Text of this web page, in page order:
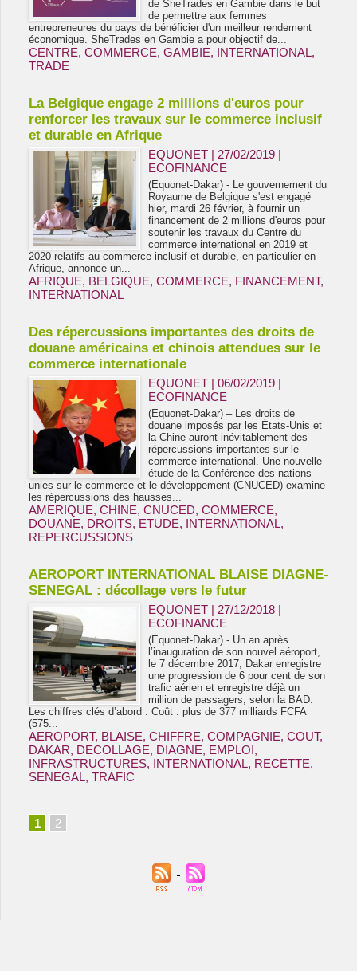
de SheTrades en Gambie dans le but
de permettre aux femmes
entrepreneures du pays de bénéficier d'un meilleur rendement
économique. SheTrades en Gambie a pour objectif de...
CENTRE, COMMERCE, GAMBIE, INTERNATIONAL,
TRADE
La Belgique engage 2 millions d'euros pour
renforcer les travaux sur le commerce inclusif
et durable en Afrique
EQUONET | 27/02/2019 |
ECOFINANCE
(Equonet-Dakar) - Le gouvernement du
Royaume de Belgique s'est engagé
hier, mardi 26 février, à fournir un
financement de 2 millions d'euros pour
soutenir les travaux du Centre du
commerce international en 2019 et
2020 relatifs au commerce inclusif et durable, en particulier en
Afrique, annonce un...
AFRIQUE, BELGIQUE, COMMERCE, FINANCEMENT,
INTERNATIONAL
Des répercussions importantes des droits de
douane américains et chinois attendues sur le
commerce internationale
EQUONET | 06/02/2019 |
ECOFINANCE
(Equonet-Dakar) – Les droits de
douane imposés par les États-Unis et
la Chine auront inévitablement des
répercussions importantes sur le
commerce international. Une nouvelle
étude de la Conférence des nations
unies sur le commerce et le développement (CNUCED) examine
les répercussions des hausses...
AMERIQUE, CHINE, CNUCED, COMMERCE,
DOUANE, DROITS, ETUDE, INTERNATIONAL,
REPERCUSSIONS
AEROPORT INTERNATIONAL BLAISE DIAGNE-
SENEGAL : décollage vers le futur
EQUONET | 27/12/2018 |
ECOFINANCE
(Equonet-Dakar) - Un an après
l’inauguration de son nouvel aéroport,
le 7 décembre 2017, Dakar enregistre
une progression de 6 pour cent de son
trafic aérien et enregistre déjà un
million de passagers, selon la BAD.
Les chiffres clés d’abord : Coût : plus de 377 milliards FCFA
(575...
AEROPORT, BLAISE, CHIFFRE, COMPAGNIE, COUT,
DAKAR, DECOLLAGE, DIAGNE, EMPLOI,
INFRASTRUCTURES, INTERNATIONAL, RECETTE,
SENEGAL, TRAFIC
1 2